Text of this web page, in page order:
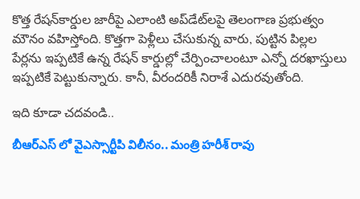
కొత్త రేషన్‌కార్డుల జారీపై ఎలాంటి అప్‌డేట్‌లపై తెలంగాణ ప్రభుత్వం
మౌనం వహిస్తోంది. కొత్తగా పెళ్లీలు చేసుకున్న వారు, పుట్టిన పిల్లల
పేర్లను ఇప్పటికే ఉన్న రేషన్ కార్డుల్లో చేర్పించాలంటూ ఎన్నో దరఖాస్తులు
ఇప్పటికే పెట్టుకున్నారు. కానీ, వీరందరికీ నిరాశే ఎదురవుతోంది.
ఇది కూడా చదవండి..
బీఆర్ఎస్ లో వైఎస్సార్టీపి విలీనం.. మంత్రి హరీశ్ రావు